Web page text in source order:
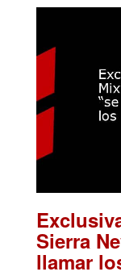
Sierra
llamar